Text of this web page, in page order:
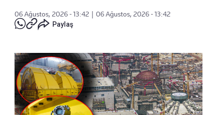
06 Ağustos, 2026 - 13:42 | 06 Ağustos, 2026 - 13:42
Paylaş